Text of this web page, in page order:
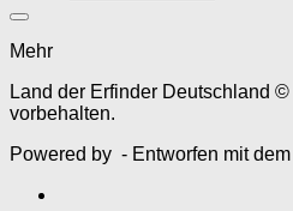
Mehr
Land der Erfinder Deutschland
vorbehalten.
Powered by - Entworfen mit dem